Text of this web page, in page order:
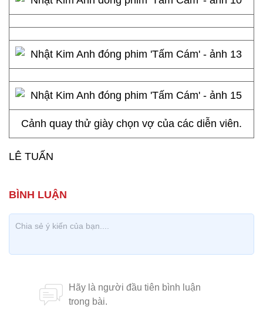
Cảnh quay thử giày chọn vợ của các diễn viên.
LÊ TUẤN